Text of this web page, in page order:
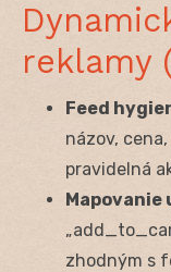
reklamy
Feed
názov,
pravidelná
Mapovanie
zhodným s